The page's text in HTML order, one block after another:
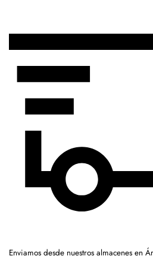
Enviamos desde nuestros almacenes en